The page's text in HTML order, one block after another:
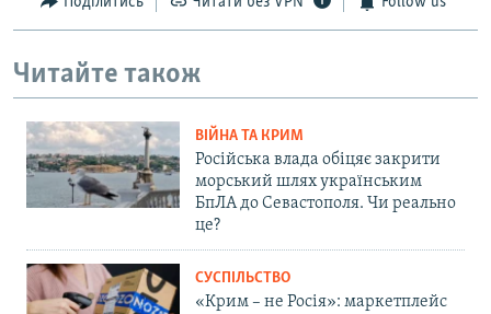
Читайте також
ВІЙНА ТА КРИМ
Російська влада обіцяє закрити
морський шлях українським
БпЛА до Севастополя. Чи реально
це?
СУСПІЛЬСТВО
«Крим – не Росія»: маркетплейс